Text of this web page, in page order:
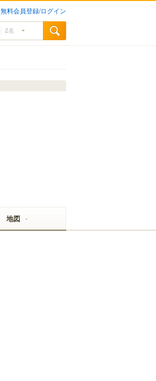
無料会員登録/ログイン
地図